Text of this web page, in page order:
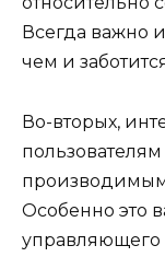
Всегда важно
чем и
Во-вторых,
Особенно это